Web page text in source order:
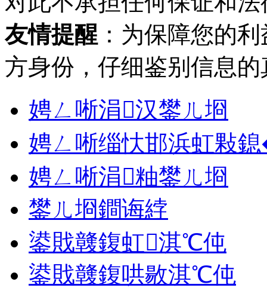
友情提醒 ：为保障您的
方身份，仔细鉴别信息
娉ㄥ唽涓汉鐢ㄦ埛
娉ㄥ唽缁忕邯浜虹敤
娉ㄥ唽涓粙鐢ㄦ埛
鐢ㄦ埛鐧诲綍
鍙戝竷鍑虹淇℃伅
鍙戝竷鍑哄敭淇℃伅